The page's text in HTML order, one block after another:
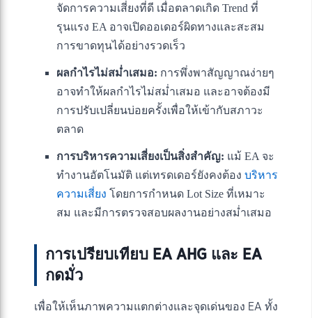
จัดการความเสี่ยงที่ดี เมื่อตลาดเกิด Trend ที่
รุนแรง EA อาจเปิดออเดอร์ผิดทางและสะสม
การขาดทุนได้อย่างรวดเร็ว
ผลกำไรไม่สม่ำเสมอ: การพึ่งพาสัญญาณง่ายๆ
อาจทำให้ผลกำไรไม่สม่ำเสมอ และอาจต้องมี
การปรับเปลี่ยนบ่อยครั้งเพื่อให้เข้ากับสภาวะ
ตลาด
การบริหารความเสี่ยงเป็นสิ่งสำคัญ: แม้ EA จะ
ทำงานอัตโนมัติ แต่เทรดเดอร์ยังคงต้อง บริหาร
ความเสี่ยง โดยการกำหนด Lot Size ที่เหมาะ
สม และมีการตรวจสอบผลงานอย่างสม่ำเสมอ
การเปรียบเทียบ EA AHG และ EA
กดมั่ว
เพื่อให้เห็นภาพความแตกต่างและจุดเด่นของ EA ทั้ง